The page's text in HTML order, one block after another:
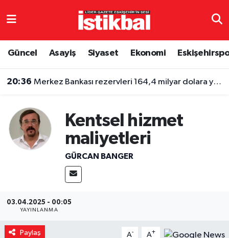
Güncel Asayiş Siyaset Ekonomi
20:36 Merkez Bankası rezervleri 164,4 milyar dolara yükseldi
Kentsel hizmet
maliyetleri
GÜRCAN BANGER
03.04.2025 - 00:05
YAYINLANMA
Paylaş A- A+
Eskişehirspor
Siyaset
Spor
Eskişehir Nöbetçi Eczaneler
Eskişehir Trafik Yoğunluk Haritası
TFF 3.Lig 4.Grup Puan Durumu ve Fikstür
Tüm Manşetler